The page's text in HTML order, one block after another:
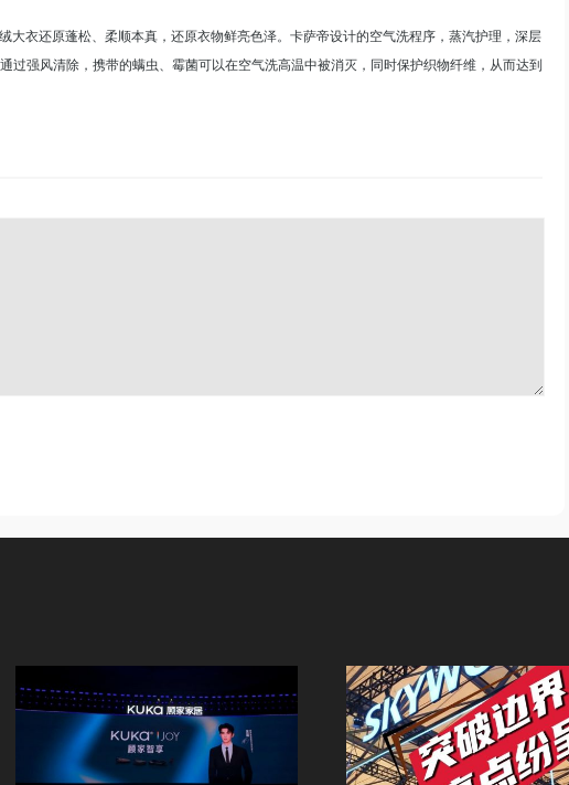
大衣还原蓬松、柔顺本真，还原衣物鲜亮色泽。卡萨帝设计的空气洗程序，蒸汽护理，深层
过强风清除，携带的螨虫、霉菌可以在空气洗高温中被消灭，同时保护织物纤维，从而达到